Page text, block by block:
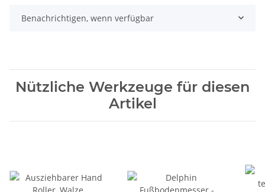
Benachrichtigen, wenn verfügbar
Nützliche Werkzeuge für diesen
Artikel